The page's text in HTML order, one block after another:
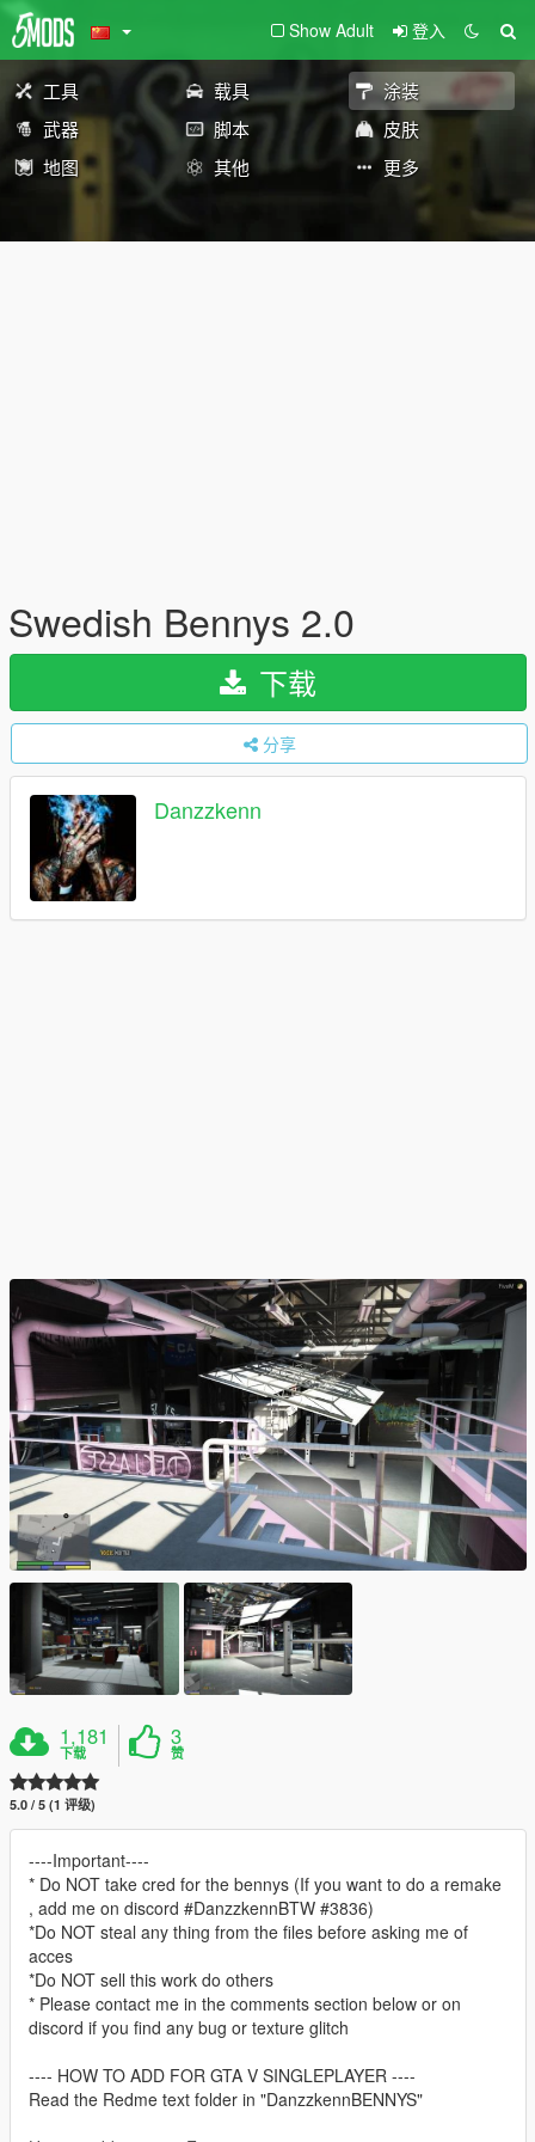
Show Adult 登入
工具 载具
涂装
武器
脚本
皮肤
地图
其他 更多
Swedish Bennys 2.0
下载
分享
Danzzkenn
1,181
下载
3
赞
5.0 / 5 (1 评级)
----Important----
* Do NOT take cred for the bennys (If you want to do a remake
, add me on discord #DanzzkennBTW #3836)
*Do NOT steal any thing from the files before asking me of
acces
*Do NOT sell this work do others
* Please contact me in the comments section below or on
discord if you find any bug or texture glitch
---- HOW TO ADD FOR GTA V SINGLEPLAYER ----
Read the Redme text folder in "DanzzkennBENNYS"